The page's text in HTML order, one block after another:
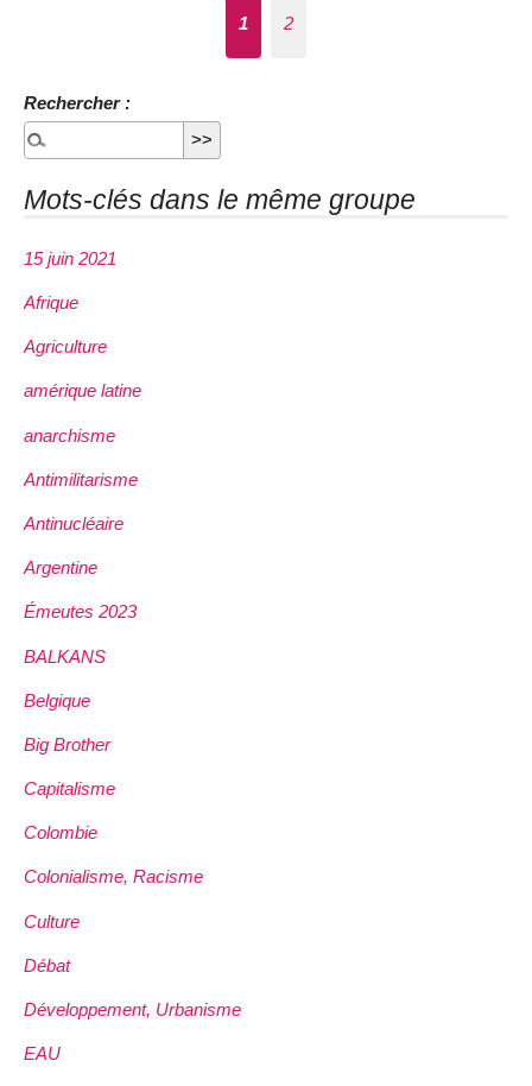
1 2
Rechercher :
Mots-clés dans le même groupe
15 juin 2021
Afrique
Agriculture
amérique latine
anarchisme
Antimilitarisme
Antinucléaire
Argentine
Émeutes 2023
BALKANS
Belgique
Big Brother
Capitalisme
Colombie
Colonialisme, Racisme
Culture
Débat
Développement, Urbanisme
EAU